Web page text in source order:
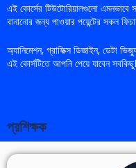
এই কোর্সের টিউটোরিয়ালগুলো
বানানোর জন্য পাওয়ার পয়েন্টের সকল
অ্যানিমেশন, গ্রাফিক্স ডিজাইন, ডেটা
এই কোর্সটিতে আপনি পেয়ে যাবেন সবকিছু।
প্রশিক্ষক